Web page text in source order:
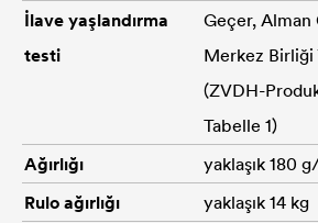
İlave yaşlandırma
testi
Geçer, Alman
Merkez Birliği
(ZVDH-
Tabelle 1)
Ağırlığı
yaklaşık 180
Rulo ağırlığı
yaklaşık 14 kg